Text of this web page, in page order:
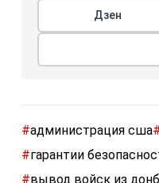
Дзен
#администрация сша
#гарантии
#вывод войск из